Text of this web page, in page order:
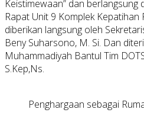
Keistimewaan” dan berlangsung
Rapat Unit 9 Komplek Kepatihan
diberikan langsung oleh
Beny Suharsono, M. Si. Dan
Muhammadiyah Bantul Tim
S.Kep,Ns.
Penghargaan sebagai